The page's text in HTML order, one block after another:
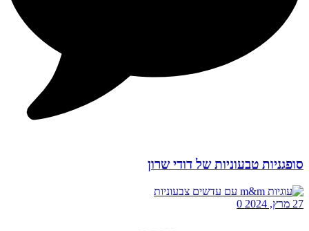
סופגניות טבעוניות של דודי שרון
27 מרץ, 2024 0